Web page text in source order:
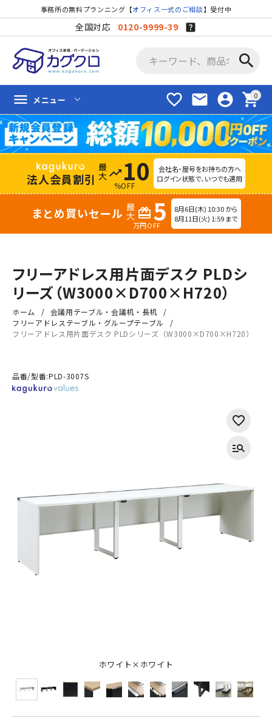
事務所の無料プランニング【オフィス一式のご相談】受付中
全国対応 0120-9999-39
search
favorite_border mail account_circle shopping_cart
menu メニュー
法人会員割引 trending_up 10
%OFF
会社名・屋号をお持ちの方へ
ログイン状態で、いつでも適用
まとめ買いセール redeem 5
万円OFF
8月6日(木) 10:30 から
8月11日(火) 1:59 まで
フリーアドレス用片面デスク PLDシ
リーズ（W3000×D700×H720）
ホーム
会議用テーブル・会議机・長机
フリーアドレステーブル・グループテーブル
フリーアドレス用片面デスク PLDシリーズ（W3000×D700×H720）
品番/型番:PLD-3007S
ホワイト×ホワイト